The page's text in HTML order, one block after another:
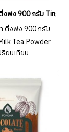
Powder
ฟง 900 กรัม Ting
ติ่งฟง 900 กรัม
Tea Powder
รียบเทียบ